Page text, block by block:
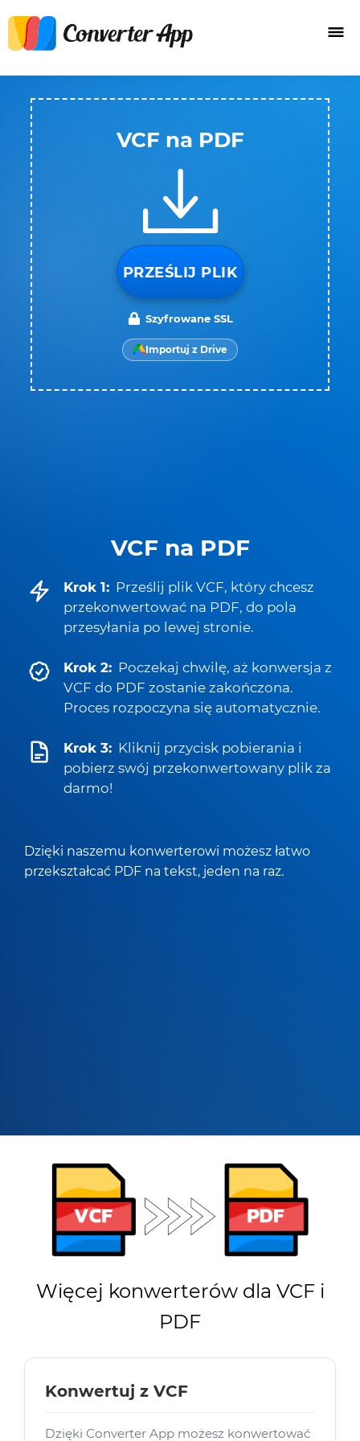
VCF na PDF
Krok 1: Prześlij plik VCF, który chcesz
przekonwertować na PDF, do pola
przesyłania po lewej stronie.
Krok 2: Poczekaj chwilę, aż konwersja z
VCF do PDF zostanie zakończona.
Proces rozpoczyna się automatycznie.
Krok 3: Kliknij przycisk pobierania i
pobierz swój przekonwertowany plik za
darmo!
Dzięki naszemu konwerterowi możesz łatwo
przekształcać PDF na tekst, jeden na raz.
VCF na PDF
PRZEŚLIJ PLIK
Szyfrowane SSL
Importuj z Drive
Więcej konwerterów dla VCF i
PDF
Konwertuj z VCF
Dzięki Converter App możesz konwertować